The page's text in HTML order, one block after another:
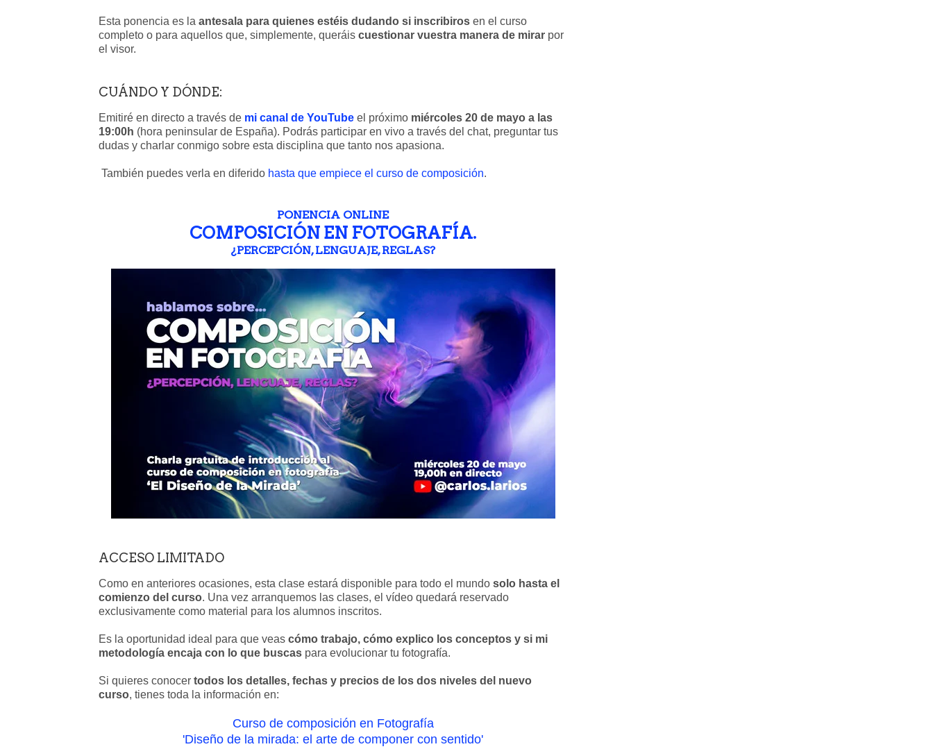
Esta ponencia es la antesala para quienes estéis dudando si inscribiros en el curso
completo o para aquellos que, simplemente, queráis cuestionar vuestra manera de mirar por
el visor.
CUÁNDO Y DÓNDE:
Emitiré en directo a través de mi canal de YouTube el próximo miércoles 20 de mayo a las
19:00h (hora peninsular de España). Podrás participar en vivo a través del chat, preguntar tus
dudas y charlar conmigo sobre esta disciplina que tanto nos apasiona.
También puedes verla en diferido hasta que empiece el curso de composición.
PONENCIA ONLINE
COMPOSICIÓN EN FOTOGRAFÍA.
¿PERCEPCIÓN, LENGUAJE, REGLAS?
ACCESO LIMITADO
Como en anteriores ocasiones, esta clase estará disponible para todo el mundo solo hasta el
comienzo del curso. Una vez arranquemos las clases, el vídeo quedará reservado
exclusivamente como material para los alumnos inscritos.
Es la oportunidad ideal para que veas cómo trabajo, cómo explico los conceptos y si mi
metodología encaja con lo que buscas para evolucionar tu fotografía.
Si quieres conocer todos los detalles, fechas y precios de los dos niveles del nuevo
curso, tienes toda la información en:
Curso de composición en Fotografía
'Diseño de la mirada: el arte de componer con sentido'